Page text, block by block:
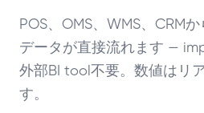
POS、OMS、WMS、CRM
データが直接流れます —
外部BI tool不要。数値はリ
す。